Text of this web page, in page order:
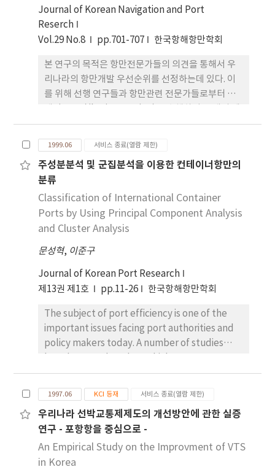
Journal of Korean Navigation and Port
Reserch
Vol.29 No.8
pp.701-707 한국항해항만학회
본 연구의 목적은 항만전문가들의 의견을 통해서 우
리나라의 항만개발 우선순위를 선정하는데 있다. 이
를 위해 선행 연구들과 항만관련 전문가들로부터 브
부속성을 도출하였다. 그리고 KJ기법을 통해 6개의
평가기준으로 그룹핑하여 계층분석구조를 구축하고,
AHP 기법을 통해 각 계층의 상대적 중요도, 항만 전
문가들의 선호 경향 및 대안들의 종합 중요도를 평가
하였다. 이 연구를 통해 우리나라의 항만개발 우선순
위를 선정하고 이어 따른 우리나라 항만개발에 대한
발전 방향을 제시하고자 한다.
1999.06 서비스 종료(열람 제한)
주성분분석 및 군집분석을 이용한 컨테이너항만의
분류
Classification of International Container
Ports by Using Principal Component Analysis
and Cluster Analysis
문성혁, 이준구
Journal of Korean Port Research
제13권 제1호
pp.11-26 한국항해항만학회
The subject of port efficiency is one of the
important issues facing port authorities and
policy makers today. A number of studies
in terms of their efficiency. But any port
comparison can only be valid and meaningful
if a port’s efficiency is compared with a
similar port. The main objective of this paper
is to introduce a systematic approach to
identifying similar ports based on the
technique of principal component analysis
1997.06 KCI 등재 서비스 종료(열람 제한)
우리나라 선박교통제제도의 개선방안에 관한 실증
연구 - 포항항을 중심으로 -
An Empirical Study on the Improvment of VTS
in Korea